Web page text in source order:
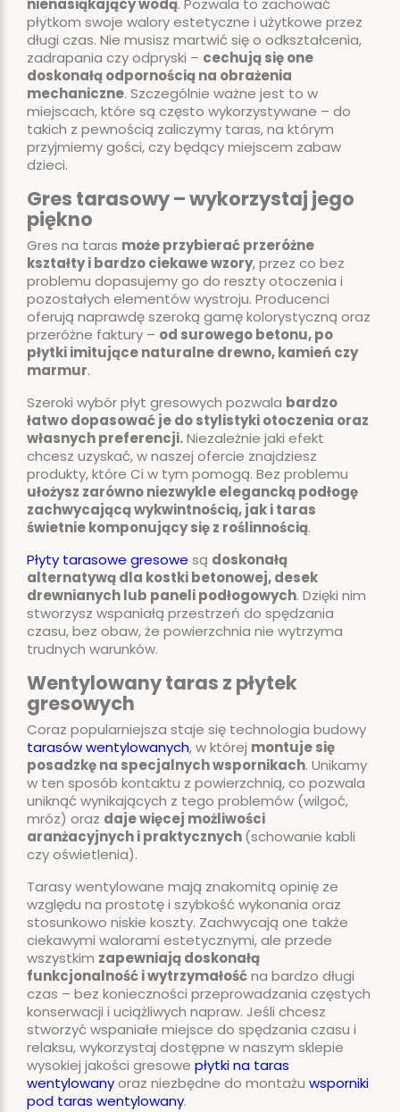
nienasiąkający wodą. Pozwala to zachować
płytkom swoje walory estetyczne i użytkowe przez
długi czas. Nie musisz martwić się o odkształcenia,
zadrapania czy odpryski – cechują się one
doskonałą odpornością na obrażenia
mechaniczne. Szczególnie ważne jest to w
miejscach, które są często wykorzystywane – do
takich z pewnością zaliczymy taras, na którym
przyjmiemy gości, czy będący miejscem zabaw
dzieci.
Gres tarasowy – wykorzystaj jego
piękno
Gres na taras może przybierać przeróżne
kształty i bardzo ciekawe wzory, przez co bez
problemu dopasujemy go do reszty otoczenia i
pozostałych elementów wystroju. Producenci
oferują naprawdę szeroką gamę kolorystyczną oraz
przeróżne faktury – od surowego betonu, po
płytki imitujące naturalne drewno, kamień czy
marmur.
Szeroki wybór płyt gresowych pozwala bardzo
łatwo dopasować je do stylistyki otoczenia oraz
własnych preferencji.Niezależnie jaki efekt
chcesz uzyskać, w naszej ofercie znajdziesz
produkty, które Ci w tym pomogą. Bez problemu
ułożysz zarówno niezwykle elegancką podłogę
zachwycającą wykwintnością, jak i taras
świetnie komponujący się z roślinnością.
Płyty tarasowe gresowe są doskonałą
alternatywą dla kostki betonowej, desek
drewnianych lub paneli podłogowych. Dzięki nim
stworzysz wspaniałą przestrzeń do spędzania
czasu, bez obaw, że powierzchnia nie wytrzyma
trudnych warunków.
Wentylowany taras z płytek
gresowych
Coraz popularniejsza staje się technologia budowy
tarasów wentylowanych, w której montuje się
posadzkę na specjalnych wspornikach. Unikamy
w ten sposób kontaktu z powierzchnią, co pozwala
uniknąć wynikających z tego problemów (wilgoć,
mróz) oraz daje więcej możliwości
aranżacyjnych i praktycznych(schowanie kabli
czy oświetlenia).
Tarasy wentylowane mają znakomitą opinię ze
względu na prostotę i szybkość wykonania oraz
stosunkowo niskie koszty. Zachwycają one także
ciekawymi walorami estetycznymi, ale przede
wszystkim zapewniają doskonałą
funkcjonalność i wytrzymałośćna bardzo długi
czas – bez konieczności przeprowadzania częstych
konserwacji i uciążliwych napraw. Jeśli chcesz
stworzyć wspaniałe miejsce do spędzania czasu i
relaksu, wykorzystaj dostępne w naszym sklepie
wysokiej jakości gresowe płytki na taras
wentylowanyoraz niezbędne do montażu wsporniki
pod taras wentylowany.